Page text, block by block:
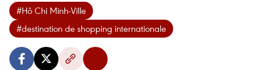
#Hô Chi Minh-Ville
#destination de shopping internationale